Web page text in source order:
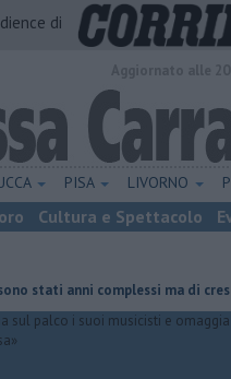
di
PISA LIVORNO
Cultura e Spettacolo
complessi ma di crescita"